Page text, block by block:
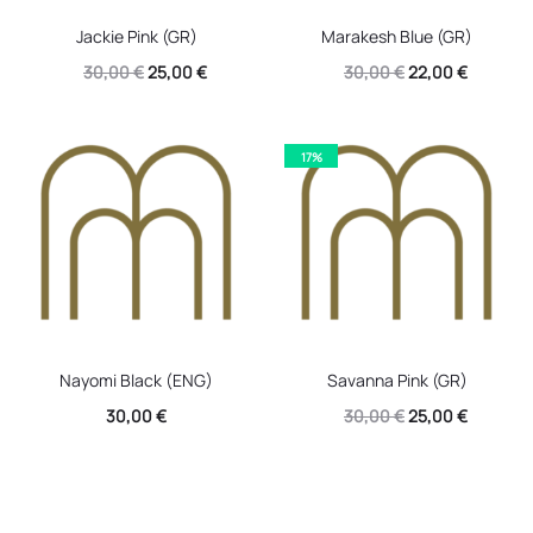
Jackie Pink (GR)
30,00€Original
was:
30,00 €.
25,00€Η
είναι:
Marakesh Blue (GR)
30,00€Original
was:
30,00 €.
22,00€Η
είναι:
Nayomi Black (ENG)
30,00€
17%
Savanna Pink (GR)
30,00€Original
25,00€Η